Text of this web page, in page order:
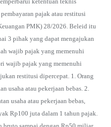
pajak atau restitusi
PMK) 28/2026. Beleid itu
3 pihak yang dapat mengajukan
wajib pajak yang memenuhi
wajib pajak yang memenuhi
restitusi dipercepat. 1. Orang
usaha atau pekerjaan bebas. 2.
usaha atau pekerjaan bebas,
Rp100 juta dalam 1 tahun pajak.